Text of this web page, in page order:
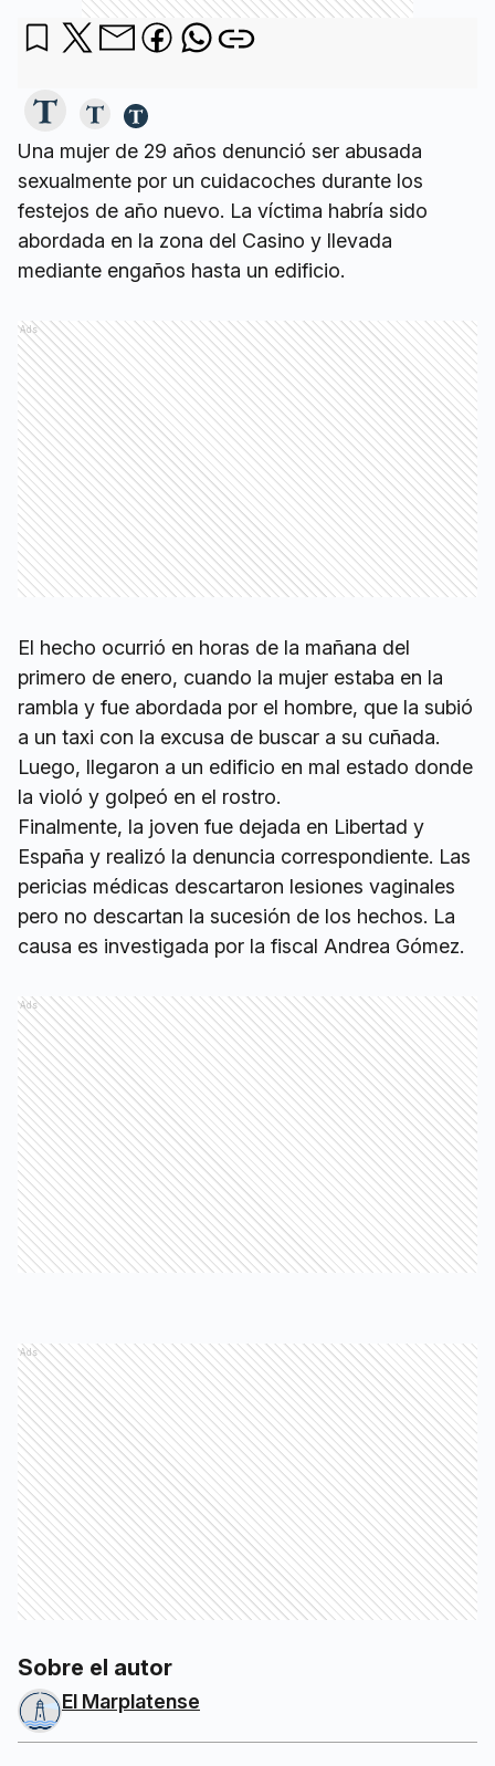
Una mujer de 29 años denunció ser abusada
sexualmente por un cuidacoches durante los
festejos de año nuevo. La víctima habría sido
abordada en la zona del Casino y llevada
mediante engaños hasta un edificio.
Ads
El hecho ocurrió en horas de la mañana del
primero de enero, cuando la mujer estaba en la
rambla y fue abordada por el hombre, que la subió
a un taxi con la excusa de buscar a su cuñada.
Luego, llegaron a un edificio en mal estado donde
la violó y golpeó en el rostro.
Finalmente, la joven fue dejada en Libertad y
España y realizó la denuncia correspondiente. Las
pericias médicas descartaron lesiones vaginales
pero no descartan la sucesión de los hechos. La
causa es investigada por la fiscal Andrea Gómez.
Ads
Ads
Sobre el autor
El Marplatense